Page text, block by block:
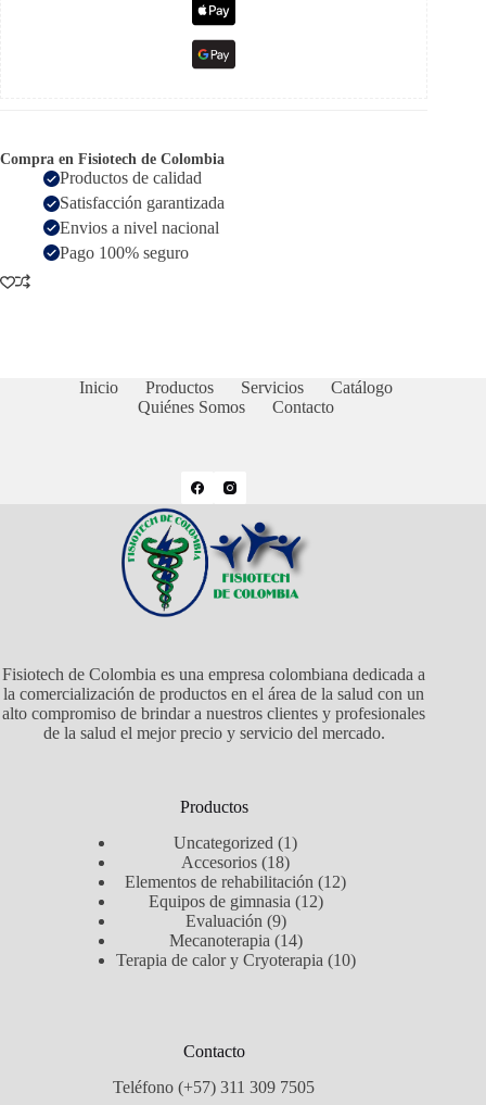
Compra en Fisiotech de Colombia
Productos de calidad
Satisfacción garantizada
Envios a nivel nacional
Pago 100% seguro
Inicio Productos Servicios
Catálogo
Quiénes Somos
Contacto
Fisiotech de Colombia es una empresa colombiana dedicada a
la comercialización de productos en el área de la salud con un
alto compromiso de brindar a nuestros clientes y profesionales
de la salud el mejor precio y servicio del mercado.
Productos
Uncategorized
11
Accesorios 1818
productos
Elementos de rehabilitación 1212
Equipos de gimnasia 1212
Evaluación 99
productos
Mecanoterapia 1414
productos
Terapia de calor y Cryoterapia 1010
Contacto
Teléfono (+57) 311 309 7505